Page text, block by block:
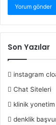
Son Yazılar
instagram
Chat Siteleri
klinik
denklik